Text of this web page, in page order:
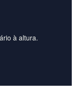
à altura.